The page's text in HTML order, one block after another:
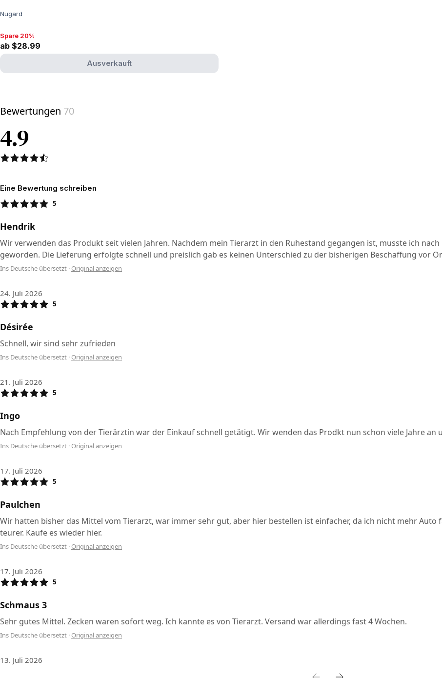
Nugard
Spare 20%, ab $28.99
Spare 20%
ab $28.99
Ausverkauft
Bewertungen 70
4.9
Eine Bewertung schreiben
5
Hendrik
Wir verwenden das Produkt seit vielen Jahren. Nachdem mein Tierarzt in den Ruhestand gegangen ist, musste ich
geworden. Die Lieferung erfolgte schnell und preislich gab es keinen Unterschied zu der bisherigen Beschaffung vor
Ins Deutsche übersetzt · Original anzeigen
24. Juli 2026
5
Désirée
Schnell, wir sind sehr zufrieden
Ins Deutsche übersetzt · Original anzeigen
21. Juli 2026
5
Ingo
Nach Empfehlung von der Tierärztin war der Einkauf schnell getätigt. Wir wenden das Prodkt nun schon viele Jahre
Ins Deutsche übersetzt · Original anzeigen
17. Juli 2026
5
Paulchen
Wir hatten bisher das Mittel vom Tierarzt, war immer sehr gut, aber hier bestellen ist einfacher, da ich nicht mehr Auto
teurer. Kaufe es wieder hier.
Ins Deutsche übersetzt · Original anzeigen
17. Juli 2026
5
Schmaus 3
Sehr gutes Mittel. Zecken waren sofort weg. Ich kannte es von Tierarzt. Versand war allerdings fast 4 Wochen.
Ins Deutsche übersetzt · Original anzeigen
13. Juli 2026